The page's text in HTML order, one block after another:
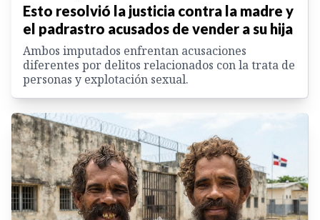
Esto resolvió la justicia contra la madre y
el padrastro acusados de vender a su hija
Ambos imputados enfrentan acusaciones
diferentes por delitos relacionados con la trata de
personas y explotación sexual.